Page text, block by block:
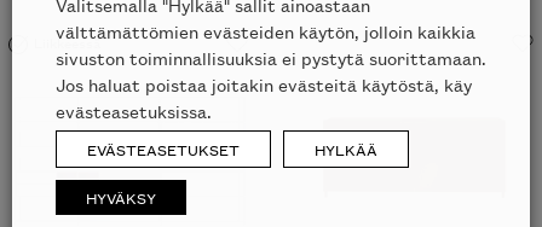
Liikkeessä
välttämättömien evästeiden käytön, jolloin kaikkia
sivuston toiminnallisuuksia ei pystytä suorittamaan.
Jos haluat poistaa joitakin evästeitä käytöstä, käy
evästeasetuksissa.
EVÄSTEASETUKSET HYLKÄÄ
HYVÄKSY